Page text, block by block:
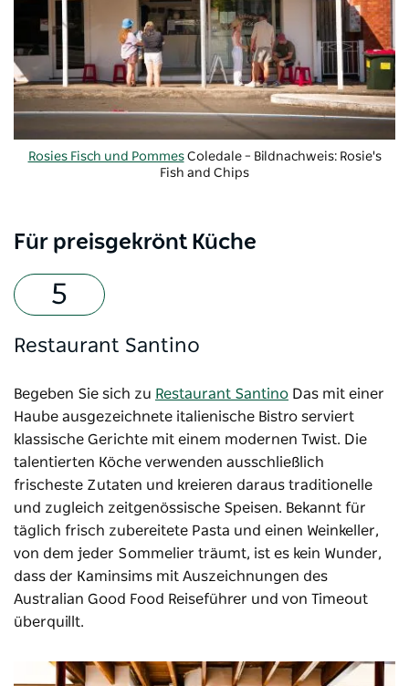
Rosies Fisch und PommesColedale – Bildnachweis: Rosie's
Fish and Chips
Für preisgekrönt Küche
Restaurant Santino
Begeben Sie sich zu Restaurant Santino Das mit einer
Haube ausgezeichnete italienische Bistro serviert
klassische Gerichte mit einem modernen Twist. Die
talentierten Köche verwenden ausschließlich
frischeste Zutaten und kreieren daraus traditionelle
und zugleich zeitgenössische Speisen. Bekannt für
täglich frisch zubereitete Pasta und einen Weinkeller,
von dem jeder Sommelier träumt, ist es kein Wunder,
dass der Kaminsims mit Auszeichnungen des
Australian Good Food Reiseführer und von Timeout
überquillt.